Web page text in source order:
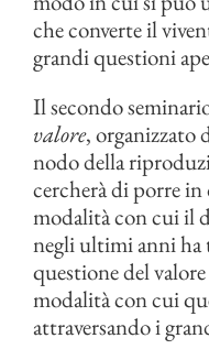
che converte il
grandi questioni
Il secondo
valore, organizzato
nodo della
cercherà di porre in
modalità con cui il
negli ultimi anni ha
questione del
modalità con cui
attraversando i